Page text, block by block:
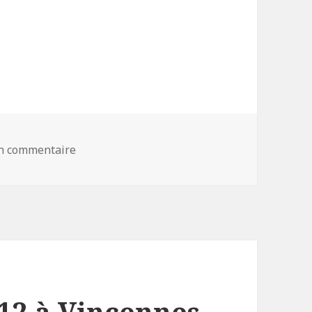
07/01/12 à Vincennes :
commentaire